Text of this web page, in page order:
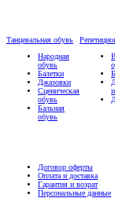
Танцевальная обувь
Народная
обувь
Балетки
Джазовки
Сценическая
обувь
Бальная
обувь
Договор оферты
Оплата и доставка
Гарантия и возрат
Персональные данные